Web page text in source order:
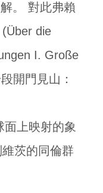
。 對此弗賴
die
I. Große
開門見山：
上映射的象
茨的同倫群